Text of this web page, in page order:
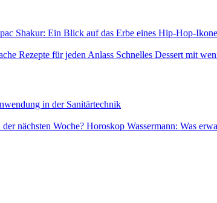
Shakur: Ein Blick auf das Erbe eines Hip-Hop-
Schnelles Dessert mit
in der Sanitärtechnik
Horoskop Wassermann: Was